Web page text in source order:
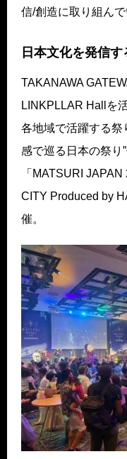
信/創造に取り組んで
日本文化を発信
TAKANAWA
LINKPLLAR Hallを活
各地域で活躍する祭
感で巡る日本の祭り
「MATSURI
CITY Produced by
催。